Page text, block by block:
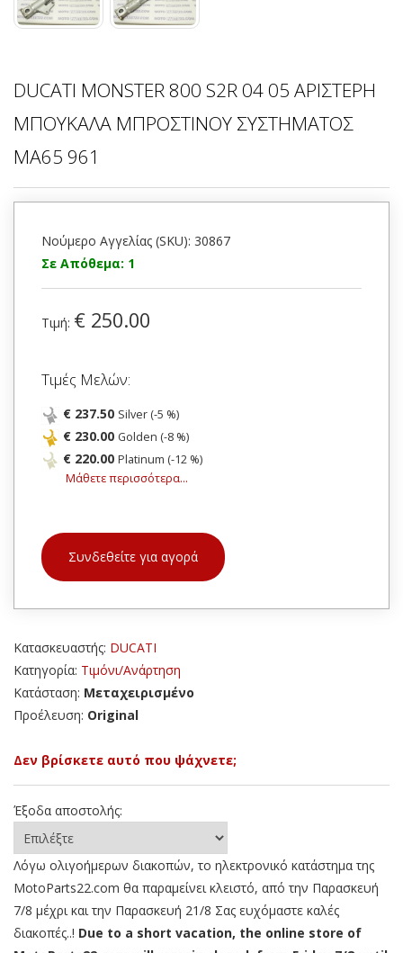
DUCATI MONSTER 800 S2R 04 05 ΑΡΙΣΤΕΡΗ
ΜΠΟΥΚΑΛΑ ΜΠΡΟΣΤΙΝΟΥ ΣΥΣΤΗΜΑΤΟΣ
MA65 961
Νούμερο Αγγελίας (SKU): 30867
Σε Απόθεμα: 1
Τιμή: € 250.00
Τιμές Μελών:
€ 237.50 Silver (-5 %)
€ 230.00 Golden (-8 %)
€ 220.00 Platinum (-12 %)
Μάθετε περισσότερα...
Συνδεθείτε για αγορά
Κατασκευαστής: DUCATI
Κατηγορία: Τιμόνι/Ανάρτηση
Κατάσταση: Μεταχειρισμένο
Προέλευση: Original
Δεν βρίσκετε αυτό που ψάχνετε;
Έξοδα αποστολής:
Λόγω ολιγοήμερων διακοπών, το ηλεκτρονικό κατάστημα της
MotoParts22.com θα παραμείνει κλειστό, από την Παρασκευή
7/8 μέχρι και την Παρασκευή 21/8 Σας ευχόμαστε καλές
διακοπές..! Due to a short vacation, the online store of